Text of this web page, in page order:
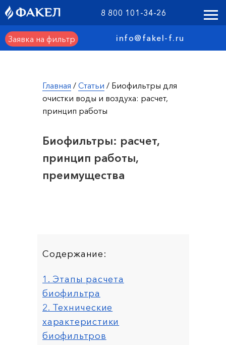
8 800 101-34-26
Заявка на фильтр info@fakel-f.ru
Главная / Статьи / Биофильтры для
очистки воды и воздуха: расчет,
принцип работы
Биофильтры: расчет,
принцип работы,
преимущества
Содержание:
1. Этапы расчета
биофильтра
2. Технические
характеристики
биофильтров